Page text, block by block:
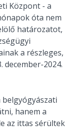
Központ - a
óta nem
határozatot,
a részleges,
december-2024.
belgyógyászati
hanem a
az ittas sérültek